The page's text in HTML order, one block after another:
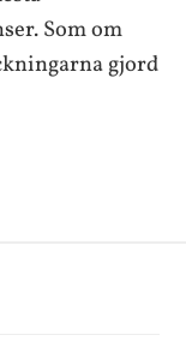
Som om
gjord